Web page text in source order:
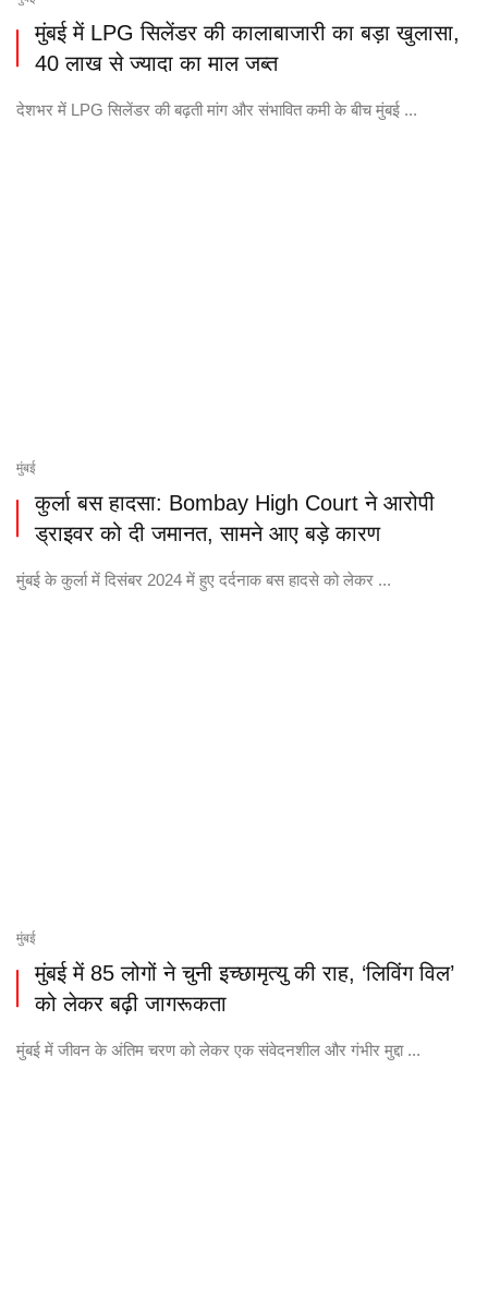
मुंबई में LPG सिलेंडर की कालाबाजारी का बड़ा खुलासा,
40 लाख से ज्यादा का माल जब्त
देशभर में LPG सिलेंडर की बढ़ती मांग और संभावित कमी के बीच मुंबई ...
मुंबई
कुर्ला बस हादसा: Bombay High Court ने आरोपी
ड्राइवर को दी जमानत, सामने आए बड़े कारण
मुंबई के कुर्ला में दिसंबर 2024 में हुए दर्दनाक बस हादसे को लेकर ...
मुंबई
मुंबई में 85 लोगों ने चुनी इच्छामृत्यु की राह, ‘लिविंग विल’
को लेकर बढ़ी जागरूकता
मुंबई में जीवन के अंतिम चरण को लेकर एक संवेदनशील और गंभीर मुद्दा ...